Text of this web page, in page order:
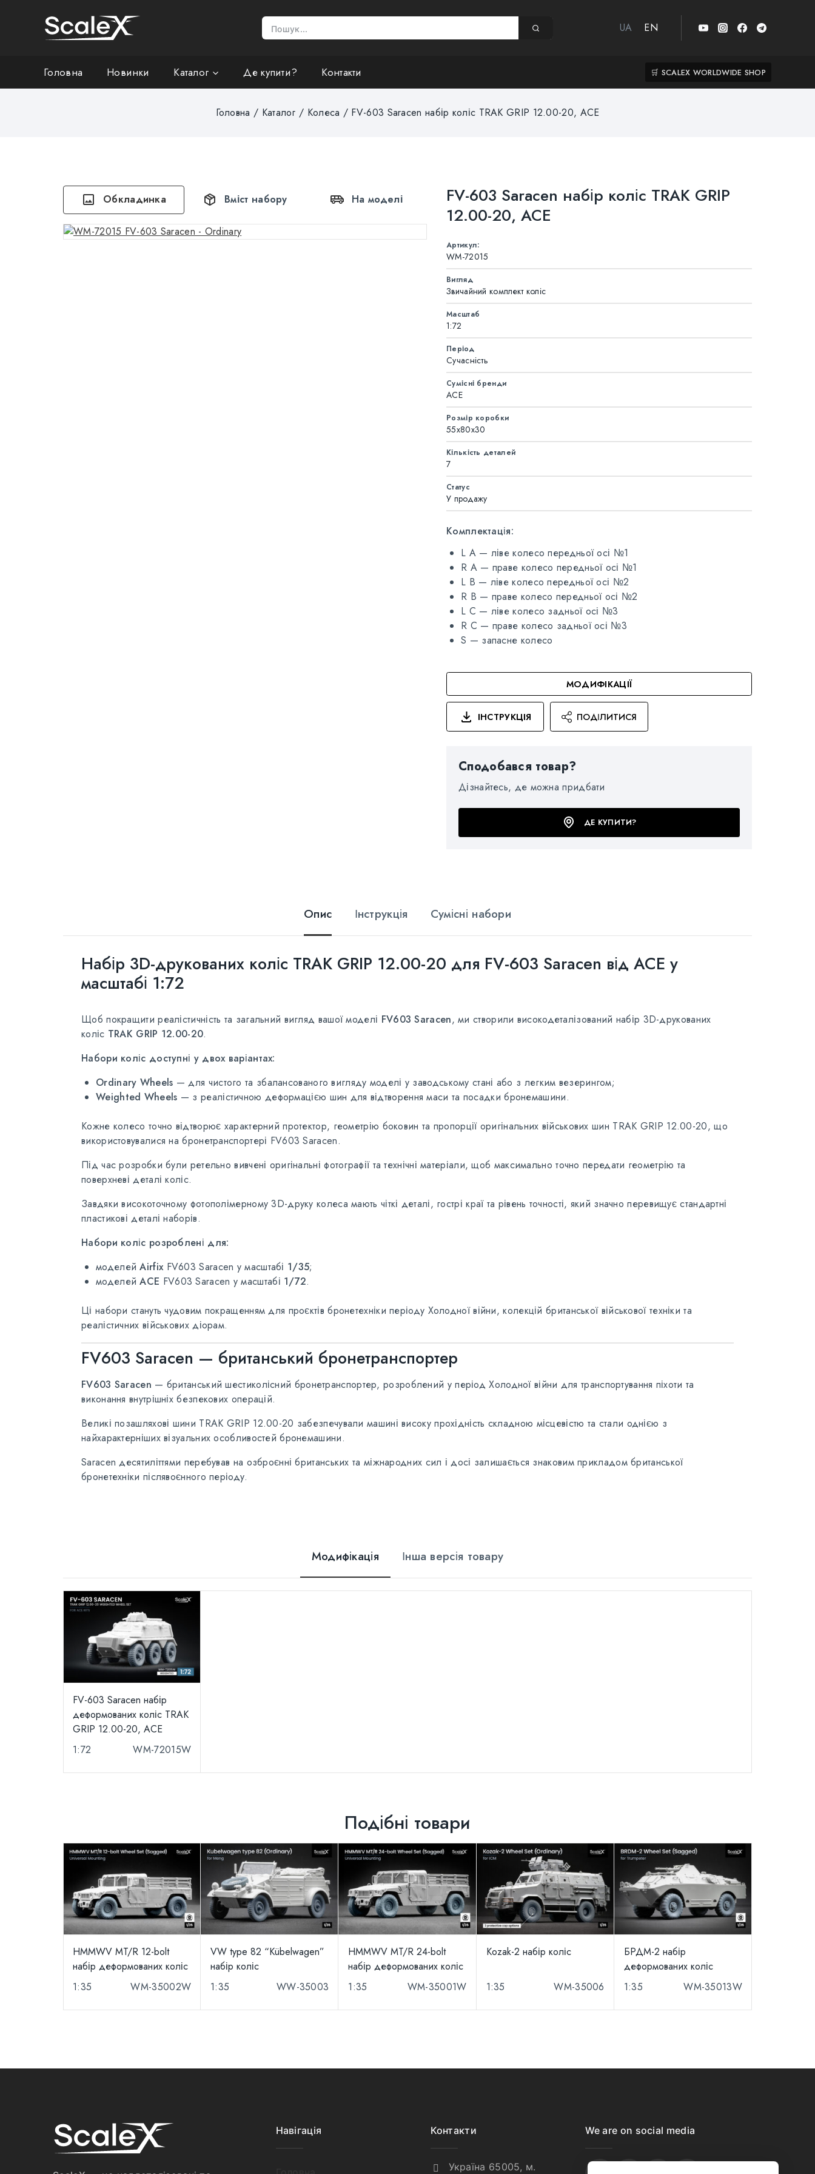
UA EN
Головна Новинки Каталог Де купити? Контакти 🛒 SCALEX WORLDWIDE SHOP
Головна / Каталог / Колеса / FV-603 Saracen набір коліс TRAK GRIP 12.00-20, ACE
Обкладинка Вміст набору На моделі
FV-603 Saracen набір коліс TRAK GRIP
12.00-20, ACE
Артикул:
WM-72015
Вигляд
Звичайний комплект коліс
Масштаб
1:72
Період
Сучасність
Сумісні бренди
ACE
Розмір коробки
55x80x30
Кількість деталей
7
Статус
У продажу
Комплектація:
L A — ліве колесо передньої осі №1
R A — праве колесо передньої осі №1
L B — ліве колесо передньої осі №2
R B — праве колесо передньої осі №2
L C — ліве колесо задньої осі №3
R C — праве колесо задньої осі №3
S — запасне колесо
МОДИФІКАЦІЇ
ІНСТРУКЦІЯ ПОДІЛИТИСЯ
Сподобався товар?
Дізнайтесь, де можна придбати
ДЕ КУПИТИ?
Опис Інструкція Сумісні набори
Набір 3D-друкованих коліс TRAK GRIP 12.00-20 для FV-603 Saracen від ACE у
масштабі 1:72
Щоб покращити реалістичність та загальний вигляд вашої моделі FV603 Saracen, ми створили високодеталізований набір 3D-друкованих
коліс TRAK GRIP 12.00-20.
Набори коліс доступні у двох варіантах:
Ordinary Wheels — для чистого та збалансованого вигляду моделі у заводському стані або з легким везерингом;
Weighted Wheels — з реалістичною деформацією шин для відтворення маси та посадки бронемашини.
Кожне колесо точно відтворює характерний протектор, геометрію боковин та пропорції оригінальних військових шин TRAK GRIP 12.00-20, що
використовувалися на бронетранспортері FV603 Saracen.
Під час розробки були ретельно вивчені оригінальні фотографії та технічні матеріали, щоб максимально точно передати геометрію та
поверхневі деталі коліс.
Завдяки високоточному фотополімерному 3D-друку колеса мають чіткі деталі, гострі краї та рівень точності, який значно перевищує стандартні
пластикові деталі наборів.
Набори коліс розроблені для:
моделейAirfixFV603 Saracen у масштабі 1/35;
моделейACE FV603 Saracen у масштабі 1/72.
Ці набори стануть чудовим покращенням для проєктів бронетехніки періоду Холодної війни, колекцій британської військової техніки та
реалістичних військових діорам.
FV603 Saracen — британський бронетранспортер
FV603 Saracen — британський шестиколісний бронетранспортер, розроблений у період Холодної війни для транспортування піхоти та
виконання внутрішніх безпекових операцій.
Великі позашляхові шини TRAK GRIP 12.00-20 забезпечували машині високу прохідність складною місцевістю та стали однією з
найхарактерніших візуальних особливостей бронемашини.
Saracen десятиліттями перебував на озброєнні британських та міжнародних сил і досі залишається знаковим прикладом британської
бронетехніки післявоєнного періоду.
Модифікація Інша версія товару
FV-603 Saracen набір
деформованих коліс TRAK
GRIP 12.00-20, ACE
1:72
WM-72015W
Подібні товари
HMMWV MT/R 12-bolt
набір деформованих коліс
1:35
WM-35002W
VW type 82 “Kübelwagen”
набір коліс
1:35
WW-35003
HMMWV MT/R 24-bolt
набір деформованих коліс
1:35
WM-35001W
Kozak-2 набір коліс
1:35 WM-35006
БРДМ-2 набір
деформованих коліс
1:35
WM-35013W
Навігація Контакти
Україна 65005, м.
We are on social media